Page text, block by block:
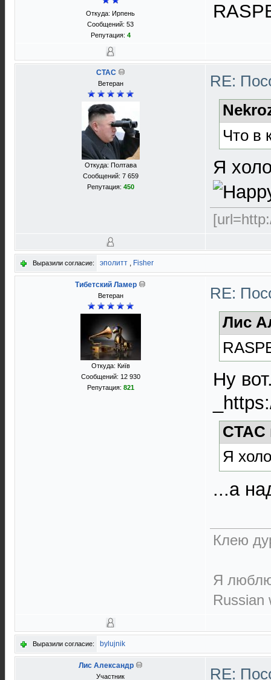
Откуда: Ирпень
Сообщений: 53
Репутация: 4
CTAC
Ветеран
Откуда: Полтава
Сообщений: 7 659
Репутация: 450
RE:
Что в
Я
Выразили согласие: эполитт , Fisher
Тибетский Ламер
Ветеран
Откуда: Київ
Сообщений: 12 930
Репутация: 821
RE:
Лис
Ну
Я
...а
Клею
Я люблю
Russian
Выразили согласие: bylujnik
Лис Александр
Участник RE: